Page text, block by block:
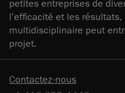
petites entreprises de
l’efficacité et les
multidisciplinaire peut
projet.
Contactez-nous